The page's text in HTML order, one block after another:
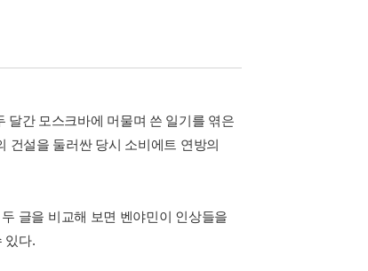
달간 모스크바에 머물며 쓴 일기를 엮은
건설을 둘러싼 당시 소비에트 연방의
글을 비교해 보면 벤야민이 인상들을
있다.